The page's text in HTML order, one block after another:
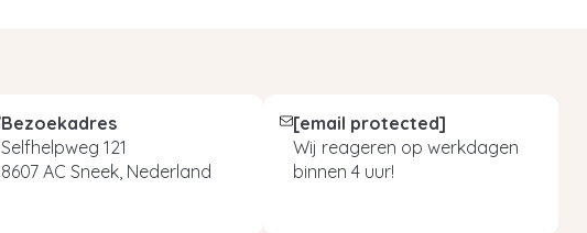
Bezoekadres
Selfhelpweg 121
8607 AC Sneek, Nederland
[email protected]
Wij reageren op werkdagen
binnen 4 uur!